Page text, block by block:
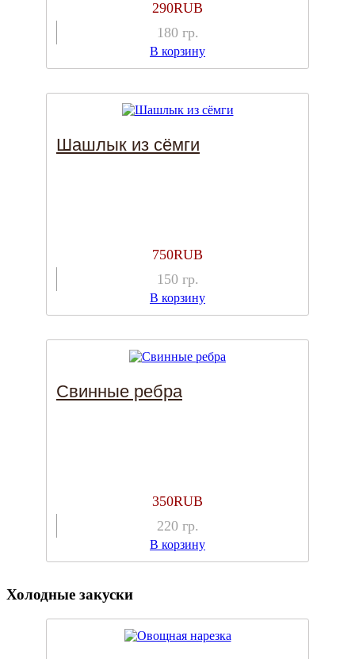
290RUB
180 гр.
В корзину
Шашлык из сёмги
750RUB
150 гр.
В корзину
Свинные ребра
350RUB
220 гр.
В корзину
Холодные закуски